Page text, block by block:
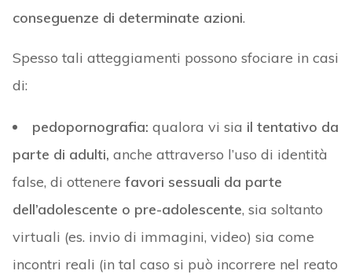
conseguenze di determinate azioni.
Spesso tali atteggiamenti possono sfociare in casi
di:
pedopornografia: qualora vi sia il tentativo da
parte di adulti, anche attraverso l’uso di identità
false, di ottenere favori sessuali da parte
dell’adolescente o pre-adolescente, sia soltanto
virtuali (es. invio di immagini, video) sia come
incontri reali (in tal caso si può incorrere nel reato